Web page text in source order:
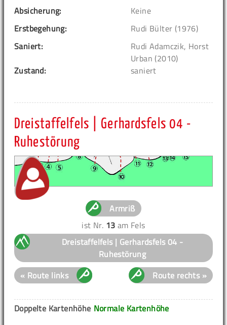
Absicherung:
Keine
Erstbegehung:
Rudi Bülter (1976)
Saniert:
Rudi Adamczik, Horst
Urban (2010)
Zustand:
saniert
Dreistaffelfels | Gerhardsfels 04 -
Ruhestörung
Armriß
ist Nr. 13 am Fels
Dreistaffelfels | Gerhardsfels 04 -
Ruhestörung
« Route links
Route rechts »
Normale Kartenhöhe
Doppelte Kartenhöhe